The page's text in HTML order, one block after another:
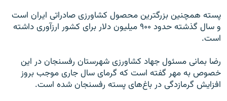
پسته همچنين بزرگترين محصول کشاورزی صادراتی ايران است
و سال گذشته حدود ۹۰۰ ميليون دلار برای کشور ارزآوری داشته
است.
رضا بمانی مسئول جهاد کشاورزی شهرستان رفسنجان در اين
خصوص به مهر گفته است که گرمای سال جاری موجب بروز
افزايش گرما‌زدگی در باغ‌های پسته رفسنجان شده است.